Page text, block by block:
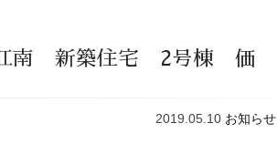
江南 新築住宅 2号棟 価
2019.05.10 お知らせ